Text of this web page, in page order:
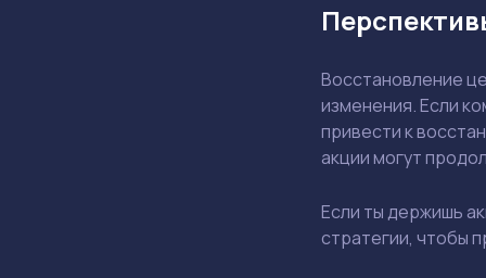
Восстановление
изменения. Если
привести к
акции могут
Если ты держишь
стратегии, чтобы